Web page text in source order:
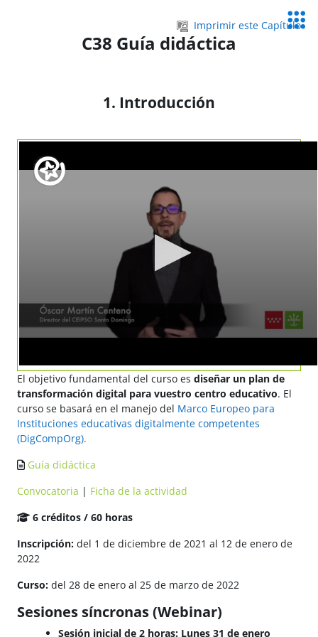
Imprimir este Capítulo
C38 Guía didáctica
1. Introducción
El objetivo fundamental del curso es diseñar un plan de
transformación digital para vuestro centro educativo. El
curso se basará en el manejo del Marco Europeo para
Instituciones educativas digitalmente competentes
(DigCompOrg).
Guía didáctica
Convocatoria | Ficha de la actividad
6 créditos / 60 horas
Inscripción: del 1 de diciembre de 2021 al 12 de enero de
2022
Curso: del 28 de enero al 25 de marzo de 2022
Sesiones síncronas (Webinar)
Sesión inicial de 2 horas: Lunes 31 de enero